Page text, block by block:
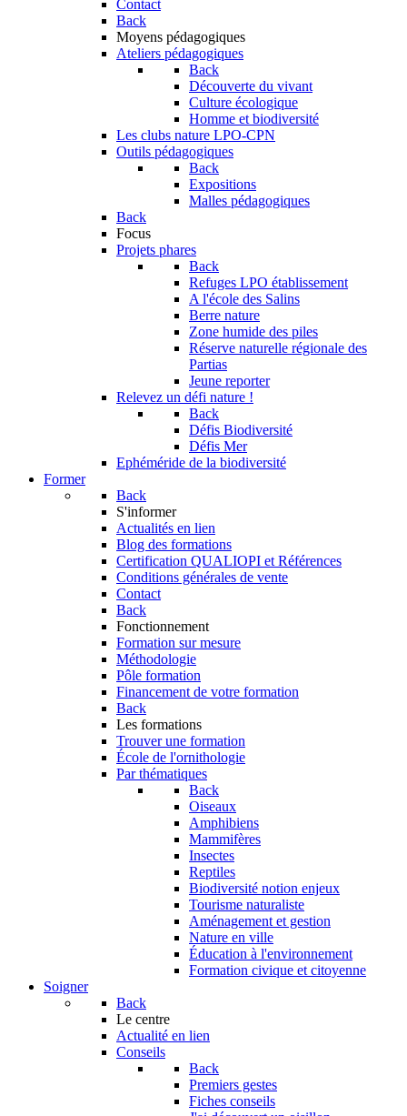
Contact
Back
Moyens pédagogiques
Ateliers pédagogiques
Back
Découverte du vivant
Culture écologique
Homme et biodiversité
Les clubs nature LPO-CPN
Outils pédagogiques
Back
Expositions
Malles pédagogiques
Back
Focus
Projets phares
Back
Refuges LPO établissement
A l'école des Salins
Berre nature
Zone humide des piles
Réserve naturelle régionale des
Partias
Jeune reporter
Relevez un défi nature !
Back
Défis Biodiversité
Défis Mer
Ephéméride de la biodiversité
Former
Back
S'informer
Actualités en lien
Blog des formations
Certification QUALIOPI et Références
Conditions générales de vente
Contact
Back
Fonctionnement
Formation sur mesure
Méthodologie
Pôle formation
Financement de votre formation
Back
Les formations
Trouver une formation
École de l'ornithologie
Par thématiques
Back
Oiseaux
Amphibiens
Mammifères
Insectes
Reptiles
Biodiversité notion enjeux
Tourisme naturaliste
Aménagement et gestion
Nature en ville
Éducation à l'environnement
Formation civique et citoyenne
Soigner
Back
Le centre
Actualité en lien
Conseils
Back
Premiers gestes
Fiches conseils